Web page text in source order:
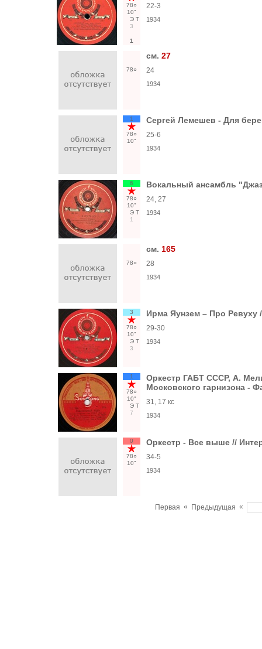
78○
10"
Э Т
3
1
22-3
1934
78○
см. 27
24
1934
1
78○
10"
Сергей Лемешев - Для
25-6
1934
6
78○
10"
Э Т
1
Вокальный ансамбль
24, 27
1934
78○
см. 165
28
1934
3
78○
10"
Э Т
3
Ирма Яунзем – Про Ревуху
29-30
1934
1
78○
10"
Э Т
7
Оркестр ГАБТ СССР, А.
Московского гарнизона -
31, 17 кс
1934
0
78○
10"
Оркестр - Все выше //
34-5
1934
Первая « Предыдущая «